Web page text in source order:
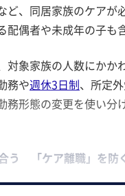
ど、同居家族のケア
偶者や未成年の子も
対象家族の人数にか
務や週休3日制、所定
務形態の変更を使い
う 「ケア離職」を防